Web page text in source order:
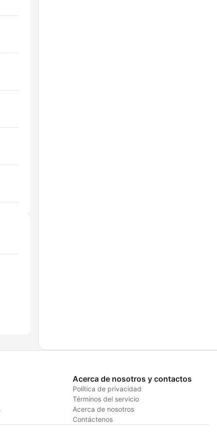
Acerca de nosotros y contactos
Política de privacidad
Términos del servicio
Acerca de nosotros
Contáctenos